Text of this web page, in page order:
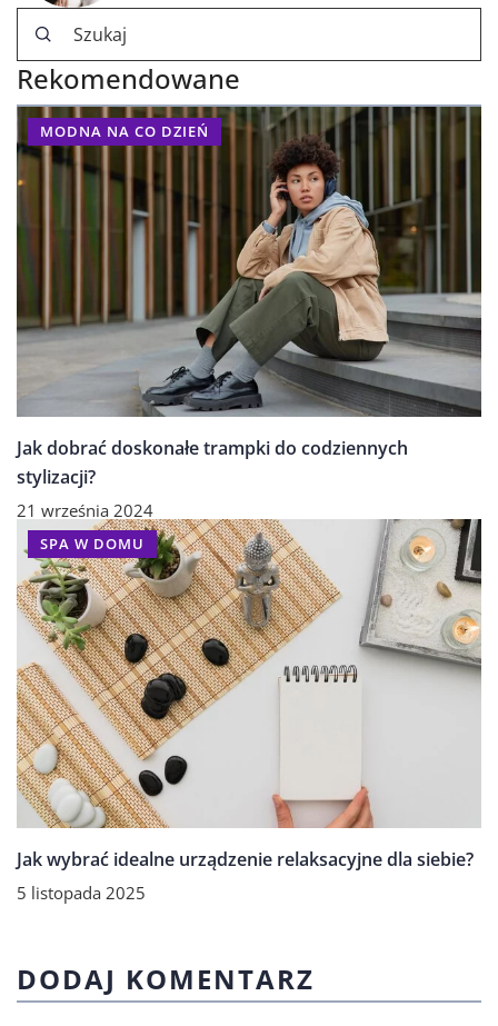
Rekomendowane
MODNA NA CO DZIEŃ
Jak dobrać doskonałe trampki do codziennych
stylizacji?
21 września 2024
SPA W DOMU
Jak wybrać idealne urządzenie relaksacyjne dla siebie?
5 listopada 2025
DODAJ KOMENTARZ